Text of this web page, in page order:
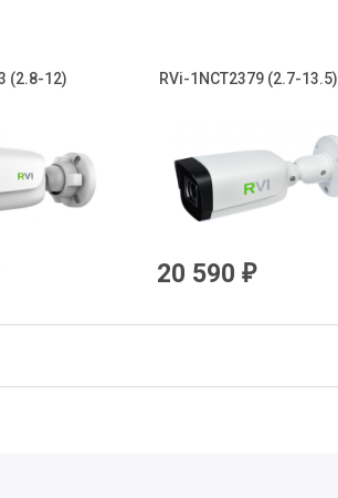
(2.8-12) RVi-1NCT2379 (2.7-13.5)
20 590 ₽